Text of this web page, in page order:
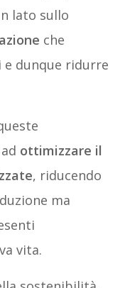
lato sullo
che
e dunque ridurre
ottimizzare il
, riducendo
ma
vita.